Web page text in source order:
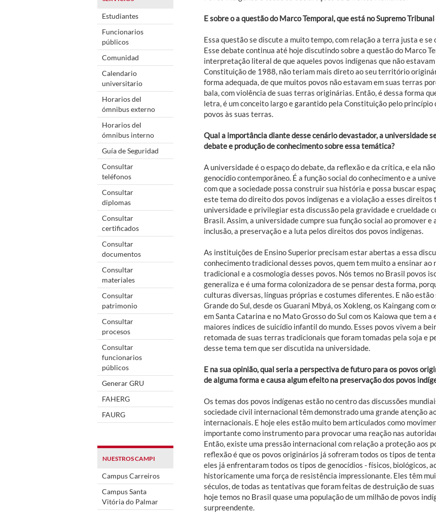
Estudiantes
Funcionarios
públicos
Comunidad
Calendario
universitario
Horarios del
ómnibus externo
Horarios del
ómnibus interno
Guía de Seguridad
Consultar
teléfonos
Consultar
diplomas
Consultar
certificados
Consultar
documentos
Consultar
materiales
Consultar
patrimonio
Consultar
procesos
Consultar
funcionarios
públicos
Generar GRU
FAHERG
FAURG
NUESTROS CAMPI
Campus Carreiros
Campus Santa
Vitória do Palmar
E sobre o a questão do Marco Temporal, que está no Supremo Tribunal
Essa questão se discute a muito tempo, com relação a terra justa e
Esse debate continua até hoje discutindo sobre a questão do Marco
interpretação literal de que aqueles povos indígenas que não
Constituição de 1988, não teriam mais direto ao seu território
forma adequada, de que muitos povos não estavam em suas terras
bala, com violência de suas terras originárias. Então, é dessa forma
letra, é um conceito largo e garantido pela Constituição pelo
povos às suas terras.
Qual a importância diante desse cenário devastador, a universidade
debate e produção de conhecimento sobre essa temática?
A universidade é o espaço do debate, da reflexão e da crítica, e ela
genocídio contemporâneo. É a função social do conhecimento e a
com que a sociedade possa construir sua história e possa buscar
este tema do direito dos povos indígenas e a violação a esses
universidade e privilegiar esta discussão pela gravidade e crueldade
Brasil. Assim, a universidade cumpre sua função social ao promover e
inclusão, a preservação e a luta pelos direitos dos povos indígenas.
As instituições de Ensino Superior precisam estar abertas a essa
conhecimento tradicional desses povos, quem tem muito a ensinar ao
tradicional e a cosmologia desses povos. Nós temos no Brasil povos
generaliza e é uma forma colonizadora de se pensar desta forma,
culturas diversas, línguas próprias e costumes diferentes. E não estão
Grande do Sul, desde os Guarani Mbyá, os Xokleng, os Kaingang com
em Santa Catarina e no Mato Grosso do Sul com os Kaiowa que tem
maiores índices de suicídio infantil do mundo. Esses povos vivem a
retomada de suas terras tradicionais que foram tomadas pela soja e
desse tema tem que ser discutida na universidade.
E na sua opinião, qual seria a perspectiva de futuro para os povos
de alguma forma e causa algum efeito na preservação dos povos
Os temas dos povos indígenas estão no centro das discussões
sociedade civil internacional têm demonstrado uma grande atenção
internacionais. E hoje eles estão muito bem articulados como
importante como instrumento para provocar uma reação nas
Então, existe uma pressão internacional com relação a proteção aos
reflexão é que os povos originários já sofreram todos os tipos de
eles já enfrentaram todos os tipos de genocídios - físicos, biológicos,
historicamente uma força de resistência impressionante. Eles têm
séculos, de todas as tentativas que foram feitas de destruição de
hoje temos no Brasil quase uma população de um milhão de povos
surpreendente.